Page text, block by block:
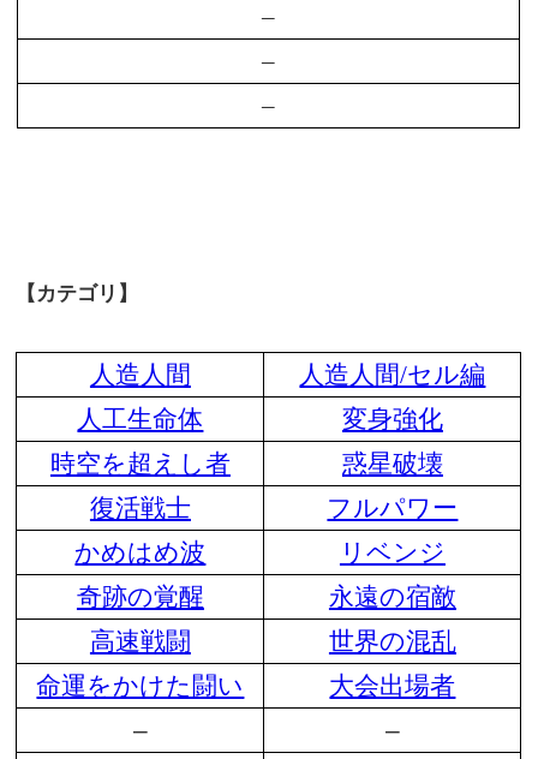
–
–
–
【カテゴリ】
人造人間
人造人間/セル編
人工生命体
変身強化
時空を超えし者
惑星破壊
復活戦士
フルパワー
かめはめ波
リベンジ
奇跡の覚醒
永遠の宿敵
高速戦闘
世界の混乱
命運をかけた闘い
大会出場者
–
–